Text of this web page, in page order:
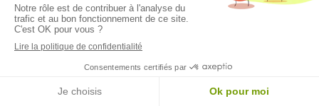
Contact
Création et référencement du site par Simplébo
Site partenaire de Institut Cassiopée